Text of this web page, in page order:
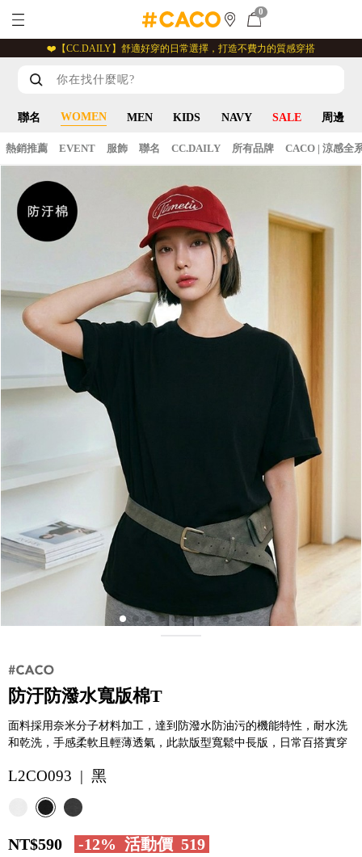
0
❤️【CC.DAILY】舒適好穿的日常選擇，打造不費力的質感穿搭
聯名 WOMEN MEN KIDS NAVY SALE 周邊
熱銷推薦 EVENT 服飾 聯名 CC.DAILY 所有品牌 CACO | 涼感全
防汙防潑水寬版棉T
面料採用奈米分子材料加工，達到防潑水防油污的機能特性，耐水洗
和乾洗，手感柔軟且輕薄透氣，此款版型寬鬆中長版，日常百搭實穿
L2CO093 | 黑
NT$590 -12% 活動價 519